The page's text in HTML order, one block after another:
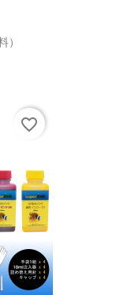
favorite_border